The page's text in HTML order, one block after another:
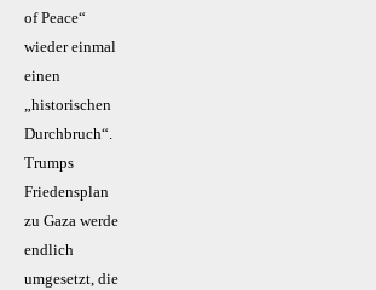
of Peace“
wieder einmal
einen
„historischen
Durchbruch“.
Trumps
Friedensplan
zu Gaza werde
endlich
umgesetzt, die